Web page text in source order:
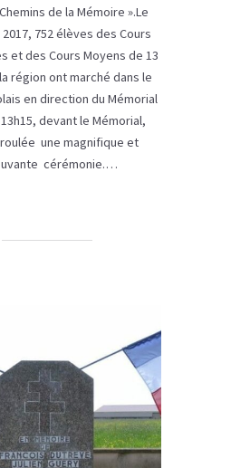
de la Mémoire ».Le
752 élèves des Cours
et des Cours Moyens de 13
région ont marché dans le
en direction du Mémorial
devant le Mémorial,
une magnifique et
cérémonie.…
de
Rhône